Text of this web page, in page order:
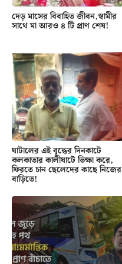
দেড় মাসের বিবাহিত জীবন,স্বামীর
সাথে মা আরও ৪ টি প্রাণ শেষ!
ঘাটালের এই বৃদ্ধের দিনকাটে
কলকাতার কালীঘাটে ভিক্ষা করে,
ফিরতে চান ছেলেদের কাছে নিজের
বাড়িতে!